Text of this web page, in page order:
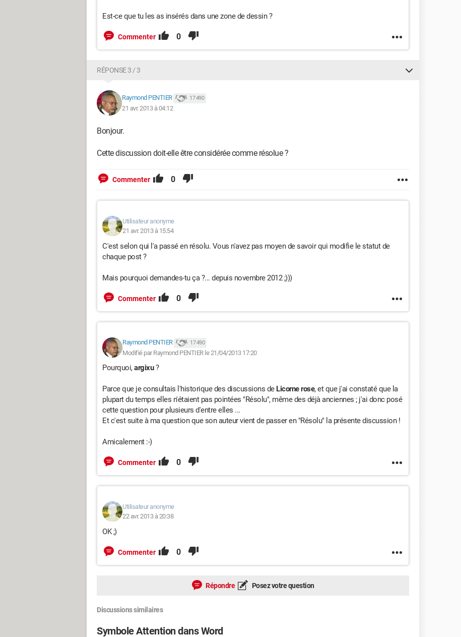
Est-ce que tu les as insérés dans une zone de dessin ?
Commenter 0
RÉPONSE 3 / 3
Raymond PENTIER 17 490
21 avr. 2013 à 04:12
Bonjour.
Cette discussion doit-elle être considérée comme résolue ?
Commenter 0
Utilisateur anonyme
21 avr. 2013 à 15:54
C'est selon qui l'a passé en résolu. Vous n'avez pas moyen de savoir qui modifie le statut de
chaque post ?
Mais pourquoi demandes-tu ça ?... depuis novembre 2012 ;)))
Commenter 0
Raymond PENTIER 17 490
Modifié par Raymond PENTIER le 21/04/2013 17:20
Pourquoi,argixu?
Parce que je consultais l'historique des discussions de Licorne rose, et que j'ai constaté que la
plupart du temps elles n'étaient pas pointées "Résolu", même des déjà anciennes ; j'ai donc posé
cette question pour plusieurs d'entre elles ...
Et c'est suite à ma question que son auteur vient de passer en "Résolu" la présente discussion !
Amicalement :-)
Commenter 0
Utilisateur anonyme
22 avr. 2013 à 20:38
OK ;)
Commenter 0
Répondre Posez votre question
Discussions similaires
Symbole Attention dans Word